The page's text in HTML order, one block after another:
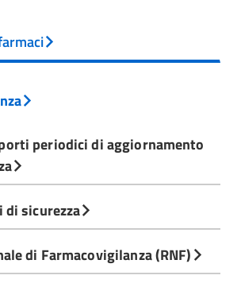
periodici di aggiornamento
di sicurezza
di Farmacovigilanza (RNF)